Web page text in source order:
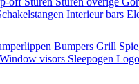
Interieur bars
Bumpers Grill
Window visors Sleepogen